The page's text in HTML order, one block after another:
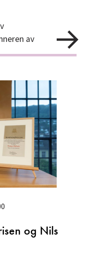
av
og Nils